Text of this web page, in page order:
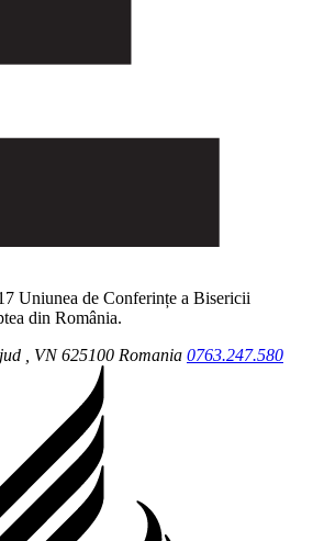
Uniunea de Conferințe a Bisericii
din România.
, VN 625100 Romania 0763.247.580